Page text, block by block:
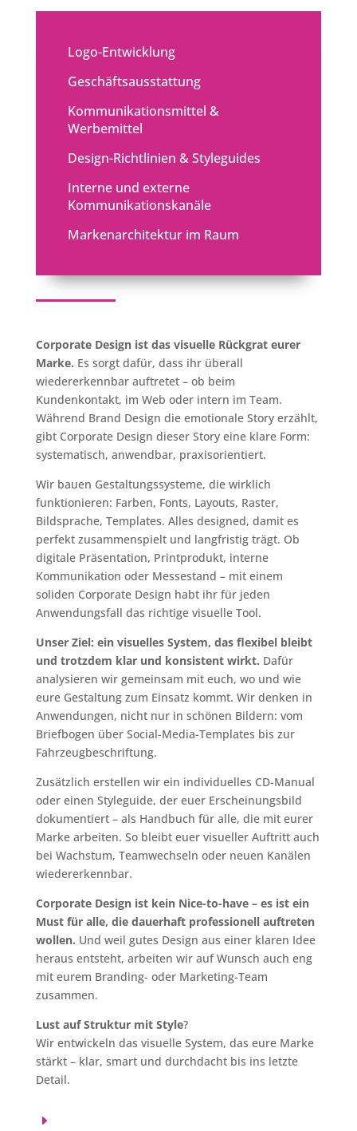
Logo-Entwicklung
Geschäftsausstattung
Kommunikationsmittel &
Werbemittel
Design-Richtlinien & Styleguides
Interne und externe
Kommunikationskanäle
Markenarchitektur im Raum
Corporate Design ist das visuelle Rückgrat eurer
Marke. Es sorgt dafür, dass ihr überall
wiedererkennbar auftretet – ob beim
Kundenkontakt, im Web oder intern im Team.
Während Brand Design die emotionale Story erzählt,
gibt Corporate Design dieser Story eine klare Form:
systematisch, anwendbar, praxisorientiert.
Wir bauen Gestaltungssysteme, die wirklich
funktionieren: Farben, Fonts, Layouts, Raster,
Bildsprache, Templates. Alles designed, damit es
perfekt zusammenspielt und langfristig trägt. Ob
digitale Präsentation, Printprodukt, interne
Kommunikation oder Messestand – mit einem
soliden Corporate Design habt ihr für jeden
Anwendungsfall das richtige visuelle Tool.
Unser Ziel: ein visuelles System, das flexibel bleibt
und trotzdem klar und konsistent wirkt. Dafür
analysieren wir gemeinsam mit euch, wo und wie
eure Gestaltung zum Einsatz kommt. Wir denken in
Anwendungen, nicht nur in schönen Bildern: vom
Briefbogen über Social-Media-Templates bis zur
Fahrzeugbeschriftung.
Zusätzlich erstellen wir ein individuelles CD-Manual
oder einen Styleguide, der euer Erscheinungsbild
dokumentiert – als Handbuch für alle, die mit eurer
Marke arbeiten. So bleibt euer visueller Auftritt auch
bei Wachstum, Teamwechseln oder neuen Kanälen
wiedererkennbar.
Corporate Design ist kein Nice-to-have – es ist ein
Must für alle, die dauerhaft professionell auftreten
wollen. Und weil gutes Design aus einer klaren Idee
heraus entsteht, arbeiten wir auf Wunsch auch eng
mit eurem Branding- oder Marketing-Team
zusammen.
Lust auf Struktur mit Style?
Wir entwickeln das visuelle System, das eure Marke
stärkt – klar, smart und durchdacht bis ins letzte
Detail.
E